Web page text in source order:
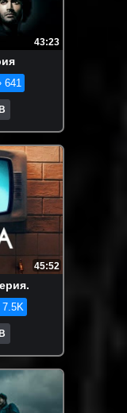
43:23
641
45:52